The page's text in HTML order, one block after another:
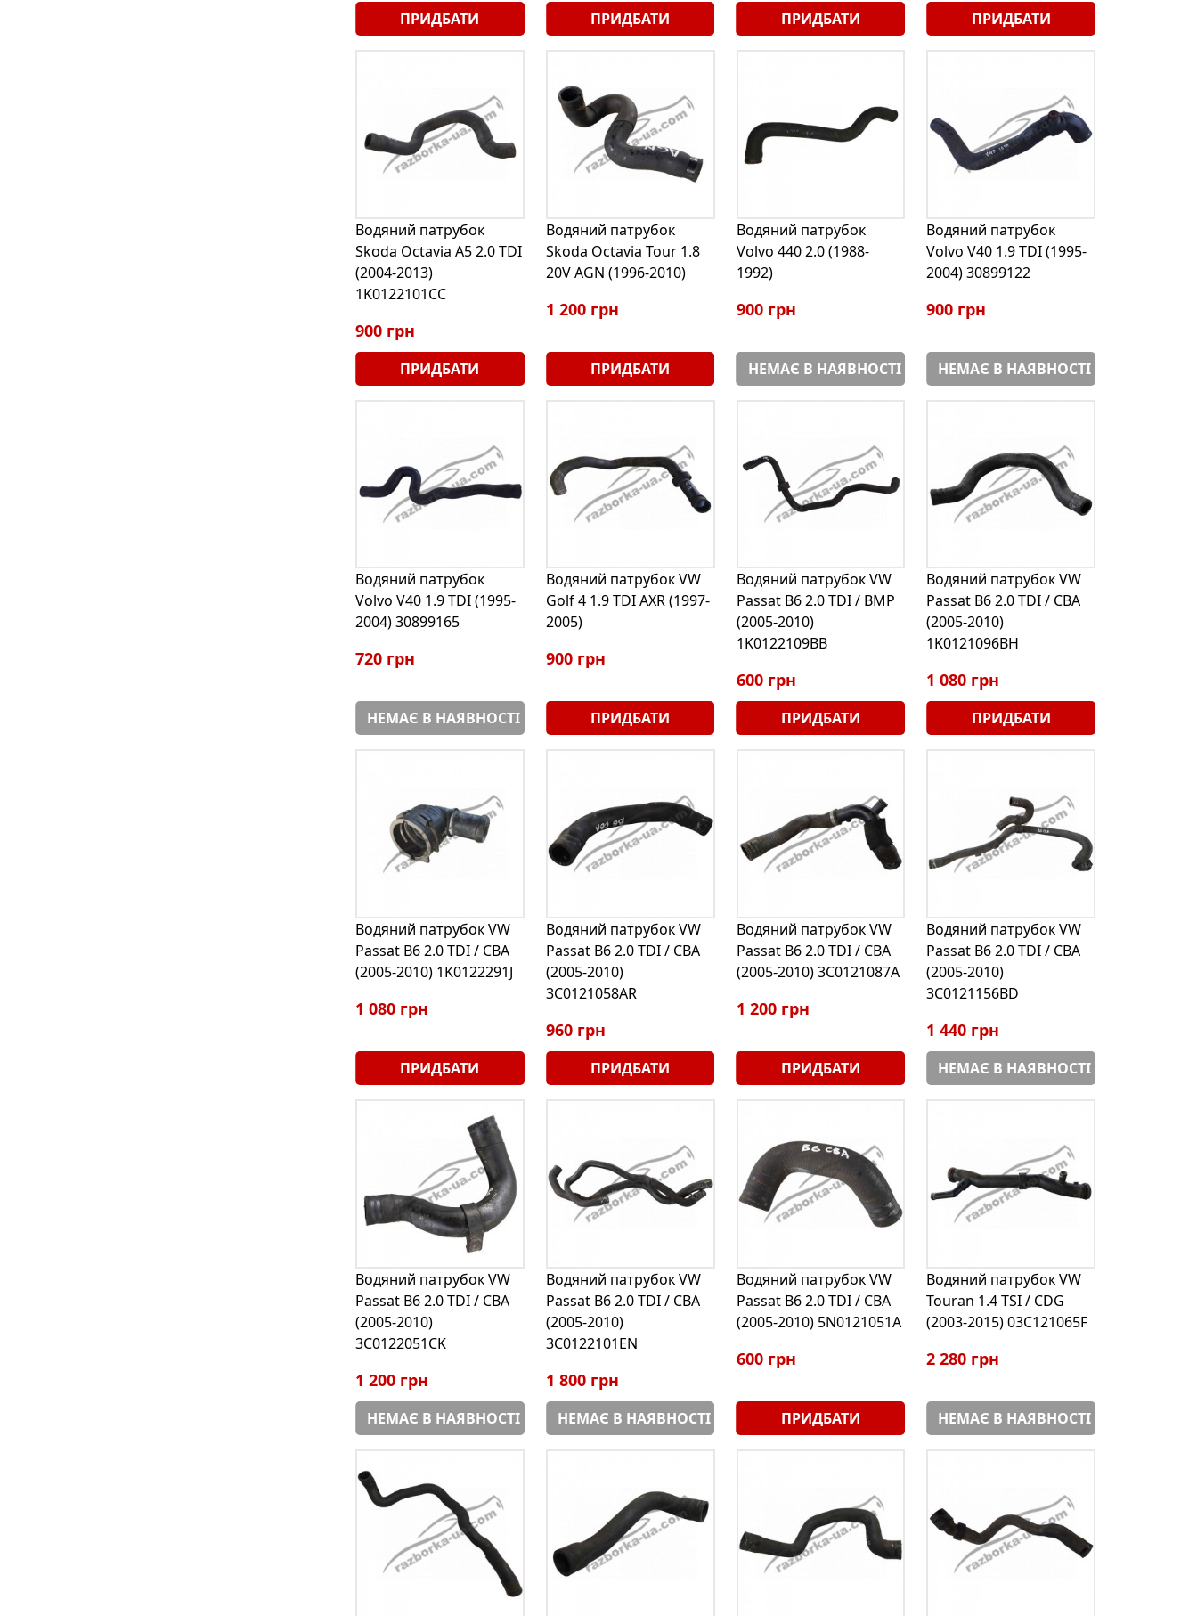
ПРИДБАТИ ПРИДБАТИ ПРИДБАТИ ПРИДБАТИ
Водяний патрубок
Skoda Octavia A5 2.0 TDI
(2004-2013)
1K0122101CC
900 грн
ПРИДБАТИ
Водяний патрубок
Skoda Octavia Tour 1.8
20V AGN (1996-2010)
1 200 грн
ПРИДБАТИ
Водяний патрубок
Volvo 440 2.0 (1988-
1992)
900 грн
НЕМАЄ В НАЯВНОСТІ
Водяний патрубок
Volvo V40 1.9 TDI (1995-
2004) 30899122
900 грн
НЕМАЄ В НАЯВНОСТІ
Водяний патрубок
Volvo V40 1.9 TDI (1995-
2004) 30899165
720 грн
НЕМАЄ В НАЯВНОСТІ
Водяний патрубок VW
Golf 4 1.9 TDI AXR (1997-
2005)
900 грн
ПРИДБАТИ
Водяний патрубок VW
Passat B6 2.0 TDI / BMP
(2005-2010)
1K0122109BB
600 грн
ПРИДБАТИ
Водяний патрубок VW
Passat B6 2.0 TDI / CBA
(2005-2010)
1K0121096BH
1 080 грн
ПРИДБАТИ
Водяний патрубок VW
Passat B6 2.0 TDI / CBA
(2005-2010) 1K0122291J
1 080 грн
ПРИДБАТИ
Водяний патрубок VW
Passat B6 2.0 TDI / CBA
(2005-2010)
3C0121058AR
960 грн
ПРИДБАТИ
Водяний патрубок VW
Passat B6 2.0 TDI / CBA
(2005-2010) 3C0121087A
1 200 грн
ПРИДБАТИ
Водяний патрубок VW
Passat B6 2.0 TDI / CBA
(2005-2010)
3C0121156BD
1 440 грн
НЕМАЄ В НАЯВНОСТІ
Водяний патрубок VW
Passat B6 2.0 TDI / CBA
(2005-2010)
3C0122051CK
1 200 грн
НЕМАЄ В НАЯВНОСТІ
Водяний патрубок VW
Passat B6 2.0 TDI / CBA
(2005-2010)
3C0122101EN
1 800 грн
НЕМАЄ В НАЯВНОСТІ
Водяний патрубок VW
Passat B6 2.0 TDI / CBA
(2005-2010) 5N0121051A
600 грн
ПРИДБАТИ
Водяний патрубок VW
Touran 1.4 TSI / CDG
(2003-2015) 03C121065F
2 280 грн
НЕМАЄ В НАЯВНОСТІ